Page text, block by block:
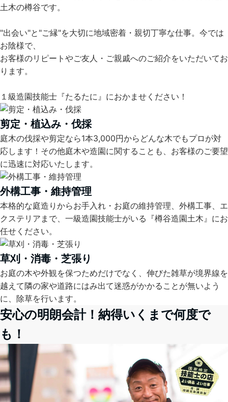
土木の樽谷です。
"出会い"と"ご縁"を大切に地域密着・親切丁寧な仕事。今では
お陰様で、
お客様のリピートやご友人・ご親戚へのご紹介をいただいてお
ります。
１級造園技能士『たるたに』におかませください！
剪定・植込み・伐採
庭木の伐採や剪定なら1本3,000円からどんな木でもプロが対
応します！その他庭木や造園に関することも、お客様のご要望
に迅速に対応いたします。
外構工事・維持管理
本格的な庭造りからお手入れ・お庭の維持管理、外構工事、エ
クステリアまで、一級造園技能士がいる『樽谷造園土木』にお
任せください。
草刈・消毒・芝張り
お庭の木や外観を保つためだけでなく、伸びた雑草が境界線を
越えて隣の家や道路にはみ出て迷惑がかかることが無いよう
に、除草を行います。
安心の明朗会計！納得いくまで何度で
も！